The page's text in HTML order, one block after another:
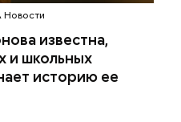
Новости
известна,
и школьных
историю ее